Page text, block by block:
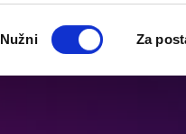
pristanka
Nužni Za